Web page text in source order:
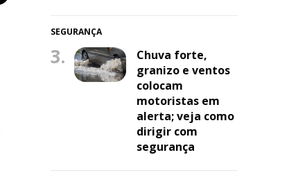
SEGURANÇA
3.
Chuva forte,
granizo e ventos
colocam
motoristas em
alerta; veja como
dirigir com
segurança